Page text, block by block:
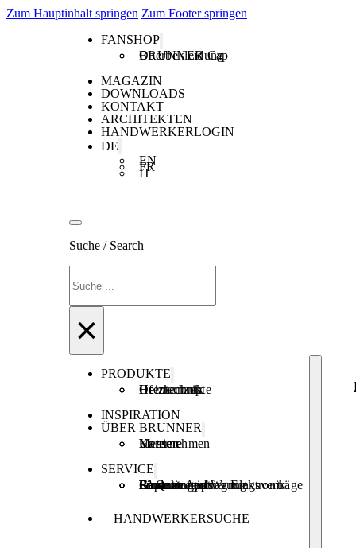
Zum Hauptinhalt springen Zum Footer springen
FANSHOP
Oberbekleidung
BRUNNER Cap
MAGAZIN
DOWNLOADS
KONTAKT
ARCHITEKTEN
HANDWERKERLOGIN
DE
EN
FR
IT
Suche / Search
×
PRODUKTE
Ofentechnik
Heiztechnik
Heizkonzepte
INSPIRATION
ÜBER BRUNNER
Unternehmen
Karriere
Messen
SERVICE
Produktregistrierung
Brunner Apps
FAQ
Förderungen
Garantie und Wartungsverträge
Reparaturauftrag Elektronik
HANDWERKERSUCHE